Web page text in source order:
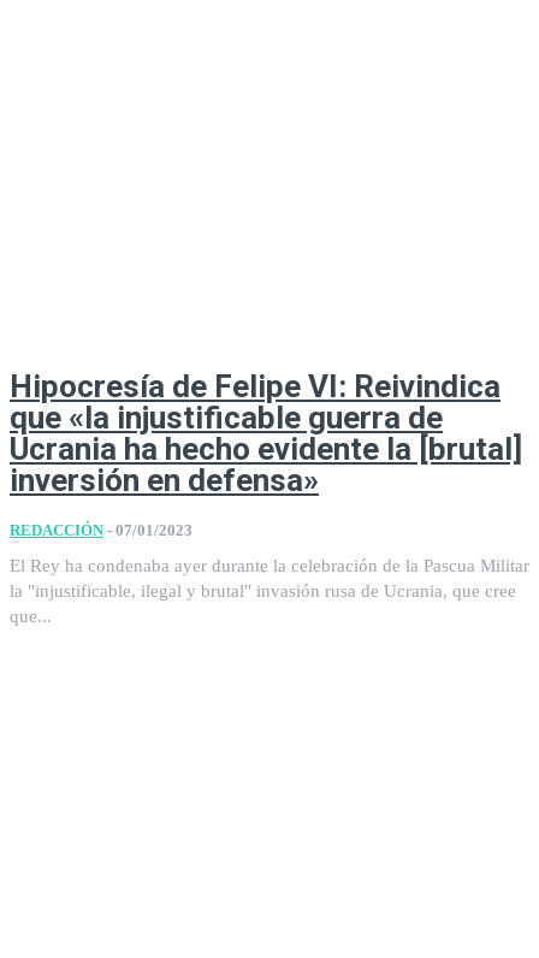
Hipocresía de Felipe VI: Reivindica
que «la injustificable guerra de
Ucrania ha hecho evidente la [brutal]
inversión en defensa»
REDACCIÓN - 07/01/2023
El Rey ha condenaba ayer durante la celebración de la Pascua Militar
la "injustificable, ilegal y brutal" invasión rusa de Ucrania, que cree
que...